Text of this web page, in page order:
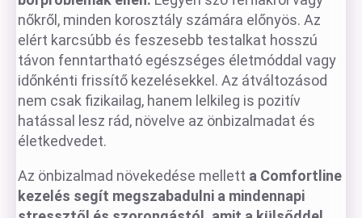
nőkről, minden korosztály számára előnyös. Az
elért karcsúbb és feszesebb testalkat hosszú
távon fenntartható egészséges életmóddal vagy
időnkénti frissítő kezelésekkel. Az átváltozásod
nem csak fizikailag, hanem lelkileg is pozitív
hatással lesz rád, növelve az önbizalmadat és
életkedvedet.
Az önbizalmad növekedése mellett a Comfortline
kezelés segít megszabadulni a mindennapi